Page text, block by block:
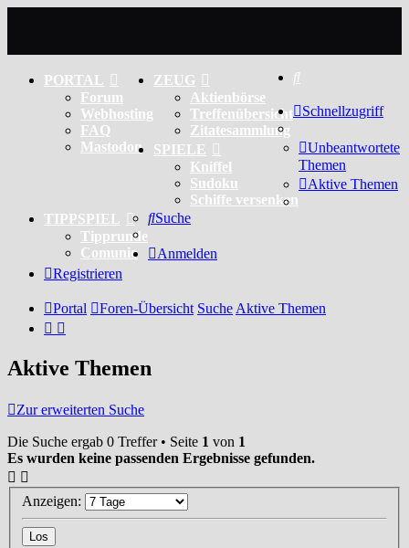
PORTAL
Forum
Webhosting
FAQ
Mastodon
ZEUG
Aktienbörse
Treffenübersicht
Zitatesammlung
SPIELE
Kniffel
Sudoku
Schiffe versenken
TIPPSPIEL
Tipprunde
Comunio
Schnellzugriff
Unbeantwortete
Themen
Aktive Themen
Suche
Anmelden
Registrieren
Portal Foren-Übersicht Suche Aktive Themen
Aktive Themen
Zur erweiterten Suche
Die Suche ergab 0 Treffer • Seite 1 von 1
Es wurden keine passenden Ergebnisse gefunden.
Anzeigen: